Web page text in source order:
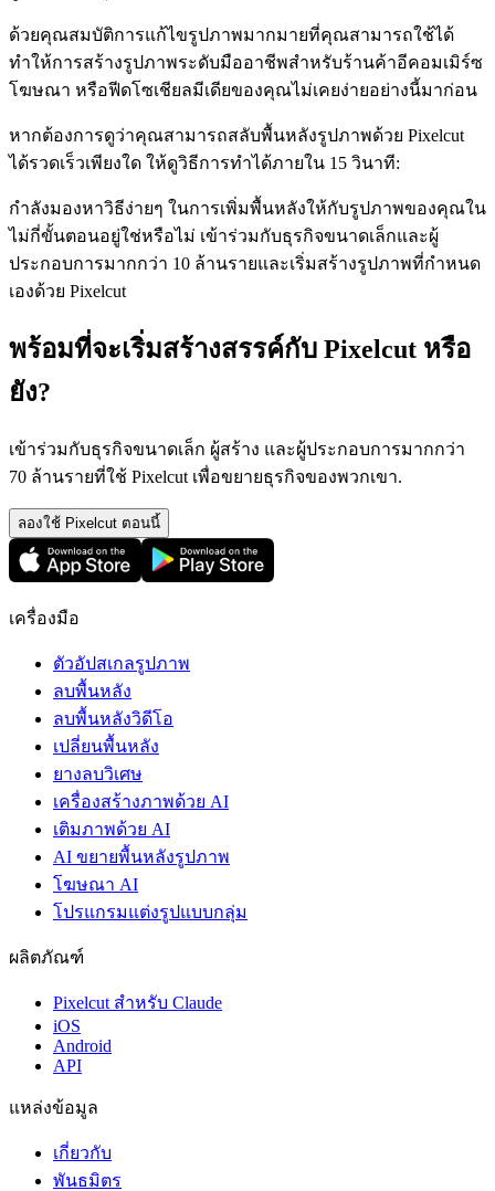
ด้วยคุณสมบัติการแก้ไขรูปภาพมากมายที่คุณสามารถใช้ได้
ทำให้การสร้างรูปภาพระดับมืออาชีพสำหรับร้านค้าอีคอมเมิร์ซ
โฆษณา หรือฟีดโซเชียลมีเดียของคุณไม่เคยง่ายอย่างนี้มาก่อน
หากต้องการดูว่าคุณสามารถสลับพื้นหลังรูปภาพด้วย Pixelcut
ได้รวดเร็วเพียงใด ให้ดูวิธีการทำได้ภายใน 15 วินาที:
กำลังมองหาวิธีง่ายๆ ในการเพิ่มพื้นหลังให้กับรูปภาพของคุณใน
ไม่กี่ขั้นตอนอยู่ใช่หรือไม่ เข้าร่วมกับธุรกิจขนาดเล็กและผู้
ประกอบการมากกว่า 10 ล้านรายและเริ่มสร้างรูปภาพที่กำหนด
เองด้วย Pixelcut
พร้อมที่จะเริ่มสร้างสรรค์กับ Pixelcut หรือ
ยัง?
เข้าร่วมกับธุรกิจขนาดเล็ก ผู้สร้าง และผู้ประกอบการมากกว่า
70 ล้านรายที่ใช้ Pixelcut เพื่อขยายธุรกิจของพวกเขา.
ลองใช้ Pixelcut ตอนนี้
เครื่องมือ
ตัวอัปสเกลรูปภาพ
ลบพื้นหลัง
ลบพื้นหลังวิดีโอ
เปลี่ยนพื้นหลัง
ยางลบวิเศษ
เครื่องสร้างภาพด้วย AI
เติมภาพด้วย AI
AI ขยายพื้นหลังรูปภาพ
โฆษณา AI
โปรแกรมแต่งรูปแบบกลุ่ม
ผลิตภัณฑ์
Pixelcut สำหรับ Claude
iOS
Android
API
แหล่งข้อมูล
เกี่ยวกับ
พันธมิตร